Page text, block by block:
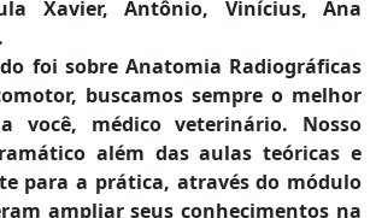
Xavier, Antônio, Vinícius, Ana
foi sobre Anatomia Radiográficas
buscamos sempre o melhor
você, médico veterinário. Nosso
além das aulas teóricas e
para a prática, através do módulo
ampliar seus conhecimentos na